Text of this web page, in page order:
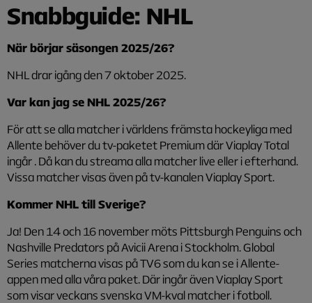
Snabbguide: NHL
När börjar säsongen 2025/26?
NHL drar igång den 7 oktober 2025.
Var kan jag se NHL 2025/26?
För att se alla matcher i världens främsta hockeyliga med
Allente behöver du tv-paketet Premium där Viaplay Total
ingår . Då kan du streama alla matcher live eller i efterhand.
Vissa matcher visas även på tv-kanalen Viaplay Sport.
Kommer NHL till Sverige?
Ja! Den 14 och 16 november möts Pittsburgh Penguins och
Nashville Predators på Avicii Arena i Stockholm. Global
Series matcherna visas på TV6 som du kan se i Allente-
appen med alla våra paket. Där ingår även Viaplay Sport
som visar veckans svenska VM-kval matcher i fotboll.